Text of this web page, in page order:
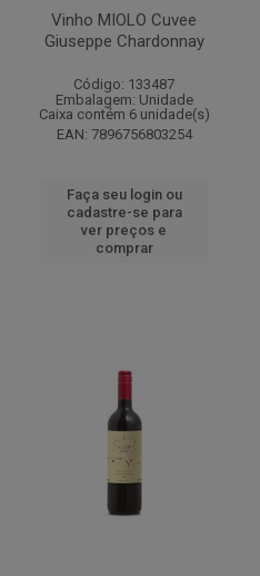
Vinho MIOLO Cuvee
Giuseppe Chardonnay
Código: 133487
Embalagem: Unidade
Caixa contém 6 unidade(s)
EAN: 7896756803254
Faça seu login ou
cadastre-se para
ver preços e
comprar